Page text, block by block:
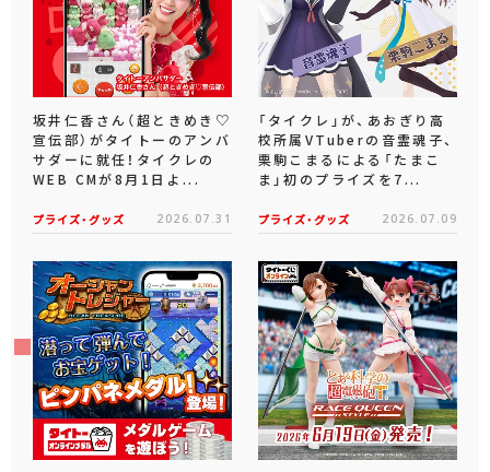
坂井仁香さん（超ときめき♡
宣伝部）がタイトーのアンバ
サダーに就任！タイクレの
WEB CMが8月1日よ...
プライズ・グッズ 2026.07.31
「タイクレ」が、あおぎり高
校所属VTuberの音霊魂子、
栗駒こまるによる「たまこ
ま」初のプライズを7...
プライズ・グッズ 2026.07.09